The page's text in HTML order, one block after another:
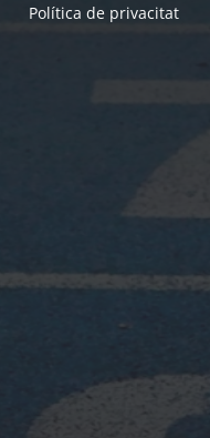
Política de privacitat